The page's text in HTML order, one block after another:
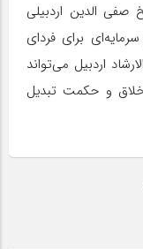
صفی الدین اردبیلی
برای فردای
اردبیل می‌تواند
و حکمت تبدیل